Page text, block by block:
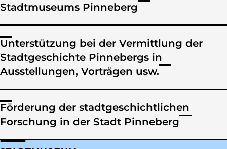
Stadtmuseums Pinneberg
kommunale Stadtmuseum Pinneberg durch
gezielte inhaltliche und materielle Unterstützung
zu stärken. Dies umfasst sowohl die
Bereitstellung finanzieller Mittel zur
Verbesserung der musealen Infrastruktur als
auch die Förderung von Sonderausstellungen
und die Erweiterung der Sammlung.
Unterstützung bei der Vermittlung der
Stadtgeschichte Pinnebergs in
Ausstellungen, Vorträgen usw.
Stadtgeschichte an die Öffentlichkeit durch die
Unterstützung von Ausstellungen, Vorträgen,
Workshops und anderen Bildungsangeboten.
Dabei wird besonderes Augenmerk auf eine
Förderung der stadtgeschichtlichen
Forschung in der Stadt Pinneberg